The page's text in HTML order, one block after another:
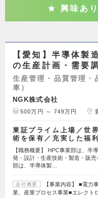
興味あり
【愛知】半導体製
の生産計画・需要
生産管理・品質管理・
車）
NGK株式会社
500万円 ～ 749万円
東証プライム上場／世
術を保有／充実した福
【職務概要】 HPC事業部は、半
発・設計・生産技術・製造・販
部は、半導体製…
会社概要
【事業内容】 ■電
業、産業プロセス事業■エレクト